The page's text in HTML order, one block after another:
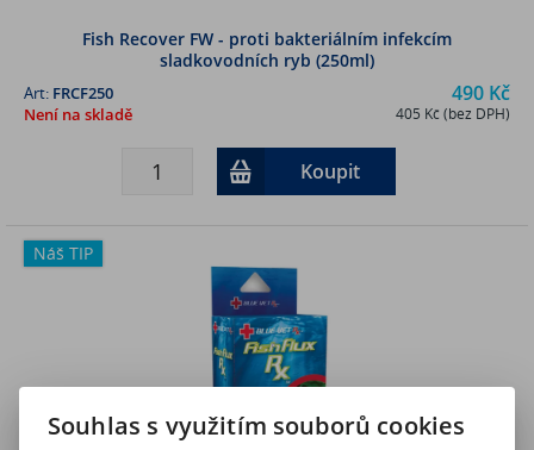
Fish Recover FW - proti bakteriálním infekcím
sladkovodních ryb (250ml)
490 Kč
405 Kč (bez DPH)
Art: FRCF250
Není na skladě
Koupit
Náš TIP
Souhlas s využitím souborů cookies